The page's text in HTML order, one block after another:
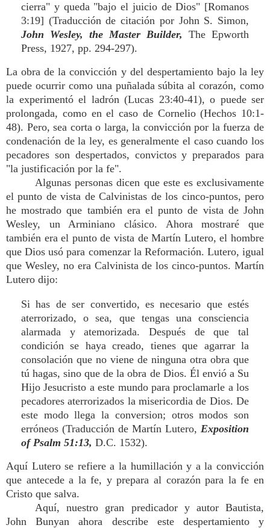
cierra" y queda "bajo el juicio de Dios" [Romanos
3:19] (Traducción de citación por John S. Simon,
John Wesley, the Master Builder, The Epworth
Press, 1927, pp. 294-297).
La obra de la convicción y del despertamiento bajo la ley
puede ocurrir como una puñalada súbita al corazón, como
la experimentó el ladrón (Lucas 23:40-41), o puede ser
prolongada, como en el caso de Cornelio (Hechos 10:1-
48). Pero, sea corta o larga, la convicción por la fuerza de
condenación de la ley, es generalmente el caso cuando los
pecadores son despertados, convictos y preparados para
"la justificación por la fe".
Algunas personas dicen que este es exclusivamente
el punto de vista de Calvinistas de los cinco-puntos, pero
he mostrado que también era el punto de vista de John
Wesley, un Arminiano clásico. Ahora mostraré que
también era el punto de vista de Martín Lutero, el hombre
que Dios usó para comenzar la Reformación. Lutero, igual
que Wesley, no era Calvinista de los cinco-puntos. Martín
Lutero dijo:
Si has de ser convertido, es necesario que estés
aterrorizado, o sea, que tengas una consciencia
alarmada y atemorizada. Después de que tal
condición se haya creado, tienes que agarrar la
consolación que no viene de ninguna otra obra que
tú hagas, sino que de la obra de Dios. Él envió a Su
Hijo Jesucristo a este mundo para proclamarle a los
pecadores aterrorizados la misericordia de Dios. De
este modo llega la conversion; otros modos son
erróneos (Traducción de Martín Lutero, Exposition
of Psalm 51:13, D.C. 1532).
Aquí Lutero se refiere a la humillación y a la convicción
que antecede a la fe, y prepara al corazón para la fe en
Cristo que salva.
Aquí, nuestro gran predicador y autor Bautista,
John Bunyan ahora describe este despertamiento y